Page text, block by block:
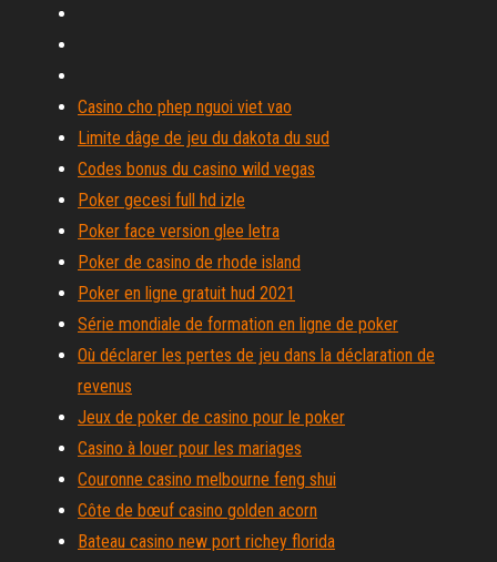
Casino cho phep nguoi viet vao
Limite dâge de jeu du dakota du sud
Codes bonus du casino wild vegas
Poker gecesi full hd izle
Poker face version glee letra
Poker de casino de rhode island
Poker en ligne gratuit hud 2021
Série mondiale de formation en ligne de poker
Où déclarer les pertes de jeu dans la déclaration de
revenus
Jeux de poker de casino pour le poker
Casino à louer pour les mariages
Couronne casino melbourne feng shui
Côte de bœuf casino golden acorn
Bateau casino new port richey florida